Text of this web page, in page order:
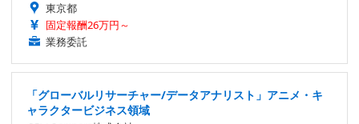
東京都
固定報酬26万円～
業務委託
「グローバルリサーチャー/データアナリスト」アニメ・キ
ャラクタービジネス領域